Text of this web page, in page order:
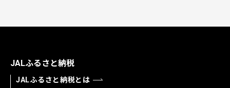
JALふるさと納税
JALふるさと納税とは